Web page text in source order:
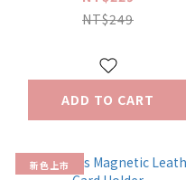
NT$249
ADD TO CART
新色上市